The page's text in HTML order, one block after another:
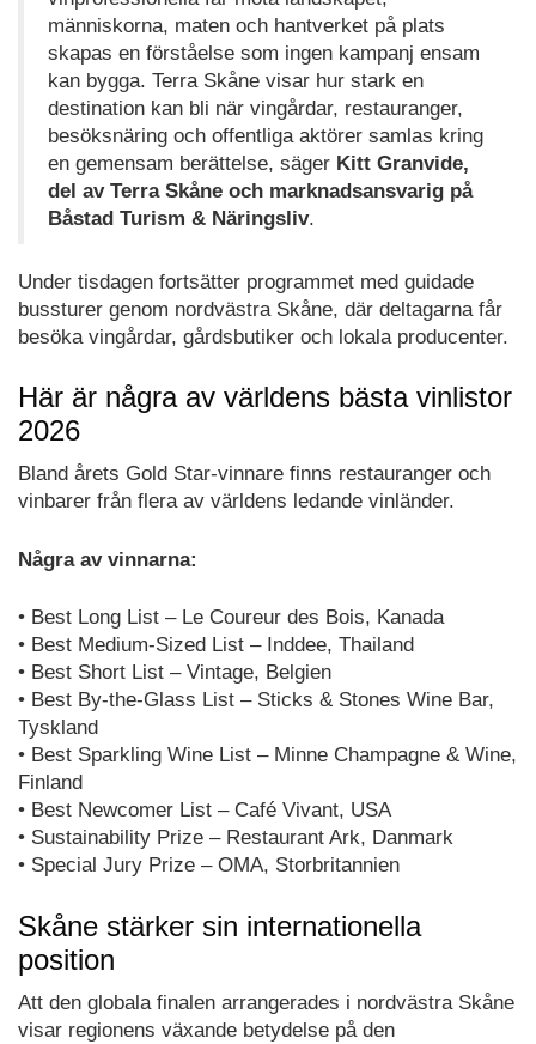
människorna, maten och hantverket på plats
skapas en förståelse som ingen kampanj ensam
kan bygga. Terra Skåne visar hur stark en
destination kan bli när vingårdar, restauranger,
besöksnäring och offentliga aktörer samlas kring
en gemensam berättelse, säger Kitt Granvide,
del av Terra Skåne och marknadsansvarig på
Båstad Turism & Näringsliv.
Under tisdagen fortsätter programmet med guidade
bussturer genom nordvästra Skåne, där deltagarna får
besöka vingårdar, gårdsbutiker och lokala producenter.
Här är några av världens bästa vinlistor
2026
Bland årets Gold Star-vinnare finns restauranger och
vinbarer från flera av världens ledande vinländer.
Några av vinnarna:
• Best Long List – Le Coureur des Bois, Kanada
• Best Medium-Sized List – Inddee, Thailand
• Best Short List – Vintage, Belgien
• Best By-the-Glass List – Sticks & Stones Wine Bar,
Tyskland
• Best Sparkling Wine List – Minne Champagne & Wine,
Finland
• Best Newcomer List – Café Vivant, USA
• Sustainability Prize – Restaurant Ark, Danmark
• Special Jury Prize – OMA, Storbritannien
Skåne stärker sin internationella
position
Att den globala finalen arrangerades i nordvästra Skåne
visar regionens växande betydelse på den